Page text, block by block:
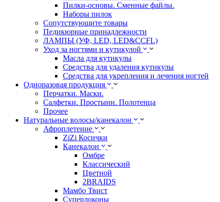
Пилки-основы. Сменные файлы.
Наборы пилок
Сопутствующите товары
Педикюрные принадлежности
ЛАМПЫ (УФ, LED, LED&CCFL)
Уход за ногтями и кутикулой
Масла для кутикулы
Средства для удаления кутикулы
Средства для укрепления и лечения ногтей
Одноразовая продукция
Перчатки. Маски.
Салфетки. Простыни. Полотенца
Прочее
Натуральные волосы/канекалон
Афроплетение
ZiZi Косички
Канекалон
Омбре
Классический
Цветной
2BRAIDS
Мамбо Твист
Суперлоконы